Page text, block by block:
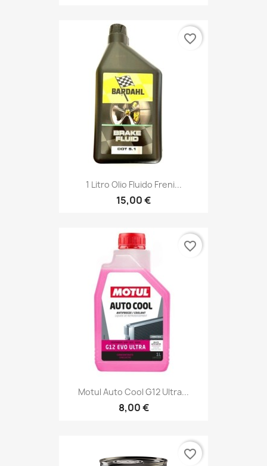
1 Litro Olio Fluido Freni...
15,00 €
favorite_border
Motul Auto Cool G12 Ultra...
8,00 €
favorite_border
favorite_border